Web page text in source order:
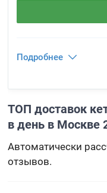
Подробнее
ТОП доставок
в день в Москве
Автоматически
отзывов.